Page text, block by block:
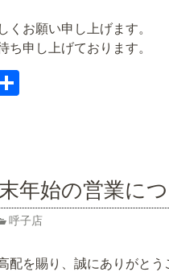
くお願い申し上げます。
ち申し上げております。
末年始の営業に
呼子店
配を賜り、誠にありがとう